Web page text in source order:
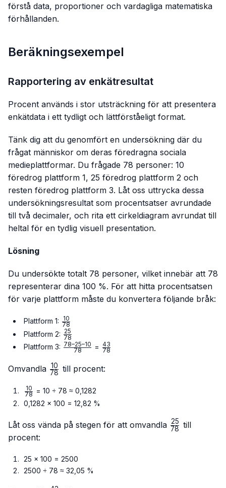
förstå data, proportioner och vardagliga matematiska
förhållanden.
Beräkningsexempel
Rapportering av enkätresultat
Procent används i stor utsträckning för att presentera
enkätdata i ett tydligt och lättförståeligt format.
Tänk dig att du genomfört en undersökning där du
frågat människor om deras föredragna sociala
medieplattformar. Du frågade 78 personer: 10
föredrog plattform 1, 25 föredrog plattform 2 och
resten föredrog plattform 3. Låt oss uttrycka dessa
undersökningsresultat som procentsatser avrundade
till två decimaler, och rita ett cirkeldiagram avrundat till
heltal för en tydlig visuell presentation.
Lösning
Du undersökte totalt 78 personer, vilket innebär att 78
representerar dina 100 %. För att hitta procentsatsen
för varje plattform måste du konvertera följande bråk:
Plattform 1: \frac{10}
{78}
78
10
Plattform 2: \frac{25}
{78}
78
25
Plattform 3: \frac{78
10}{78}
78
78–25–10 = \frac{43}
78
43
Omvandla \frac{10}
78
10 till procent:
\frac{10}
{78}
78
10
= 10 ÷ 78 ≈ 0,1282
0,1282 × 100 = 12,82 %
Låt oss vända på stegen för att omvandla \frac{25}
78
25 till
procent:
25 × 100 = 2500
2500 ÷ 78 ≈ 32,05 %